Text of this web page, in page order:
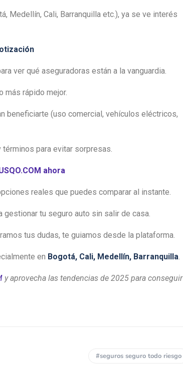
Medellín, Cali, Barranquilla etc.), ya se ve interés
ver qué aseguradoras están a la vanguardia.
más rápido mejor.
beneficiarte (uso comercial, vehículos eléctricos,
para evitar sorpresas.
ahora
reales que puedes comparar al instante.
tu seguro auto sin salir de casa.
tus dudas, te guiamos desde la plataforma.
en Bogotá, Cali, Medellín, Barranquilla
y aprovecha las tendencias de 2025 para conseguir
#seguros seguro todo riesgo